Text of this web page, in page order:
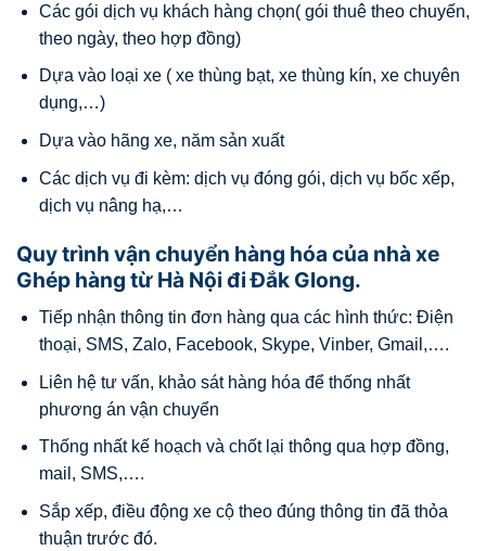
Các gói dịch vụ khách hàng chọn( gói thuê theo chuyến,
theo ngày, theo hợp đồng)
Dựa vào loại xe ( xe thùng bạt, xe thùng kín, xe chuyên
dụng,…)
Dựa vào hãng xe, năm sản xuất
Các dịch vụ đi kèm: dịch vụ đóng gói, dịch vụ bốc xếp,
dịch vụ nâng hạ,…
Quy trình vận chuyển hàng hóa của nhà xe
Ghép hàng từ Hà Nội đi Đắk Glong.
Tiếp nhận thông tin đơn hàng qua các hình thức: Điện
thoại, SMS, Zalo, Facebook, Skype, Vinber, Gmail,….
Liên hệ tư vấn, khảo sát hàng hóa để thống nhất
phương án vận chuyển
Thống nhất kế hoạch và chốt lại thông qua hợp đồng,
mail, SMS,….
Sắp xếp, điều động xe cộ theo đúng thông tin đã thỏa
thuận trước đó.